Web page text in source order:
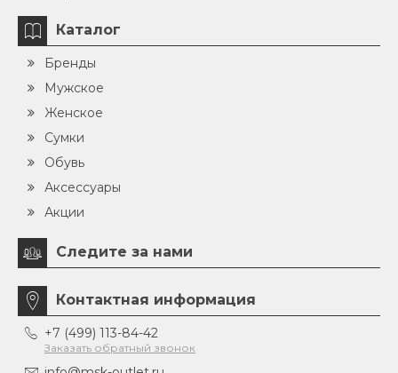
Каталог
Бренды
Мужское
Женское
Сумки
Обувь
Аксессуары
Акции
Следите за нами
Контактная информация
+7 (499) 113-84-42
Заказать обратный звонок